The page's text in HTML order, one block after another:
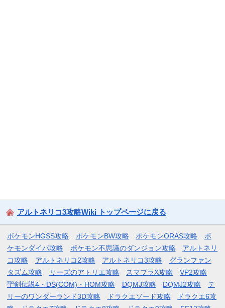
アルトネリコ3攻略Wiki トップページに戻る
ポケモンHGSS攻略 ポケモンBW攻略 ポケモンORAS攻略
ポ
ケモンダイパ攻略
ポケモン不思議のダンジョン攻略
アルトネリ
コ攻略
アルトネリコ2攻略 アルトネリコ3攻略
グランファン
タズム攻略
リーズのアトリエ攻略 スマブラX攻略
VP2攻略
聖剣伝説4・DS(COM)・HOM攻略
DQMJ攻略 DQMJ2攻略
テ
リーのワンダーランド3D攻略
ドラクエソード攻略
ドラクエ6攻